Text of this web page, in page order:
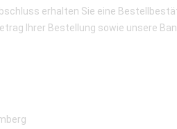
erhalten Sie eine
Ihrer Bestellung sowie unsere